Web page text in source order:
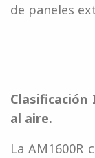
de paneles
Clasificación
al aire.
La AM1600R